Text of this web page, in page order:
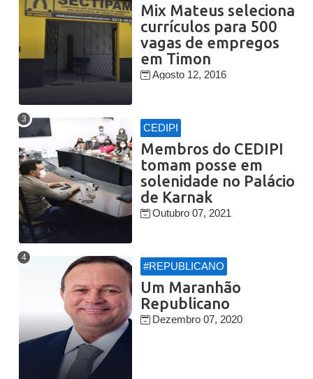
Mix Mateus seleciona
currículos para 500
vagas de empregos
em Timon
Agosto 12, 2016
CEDIPI
Membros do CEDIPI
tomam posse em
solenidade no Palácio
de Karnak
Outubro 07, 2021
#REPUBLICANO
Um Maranhão
Republicano
Dezembro 07, 2020